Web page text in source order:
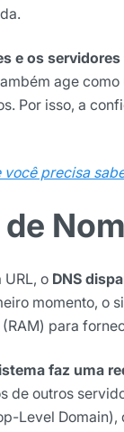
e os
age
Por isso, a
você precisa
o DNS
momento, o
para
faz uma
de outros
Level